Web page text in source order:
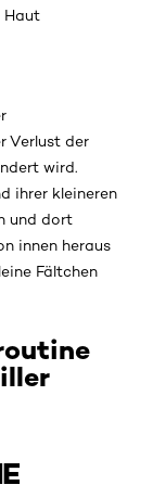
Haut
Verlust der
wird.
ihrer kleineren
und dort
innen heraus
Fältchen